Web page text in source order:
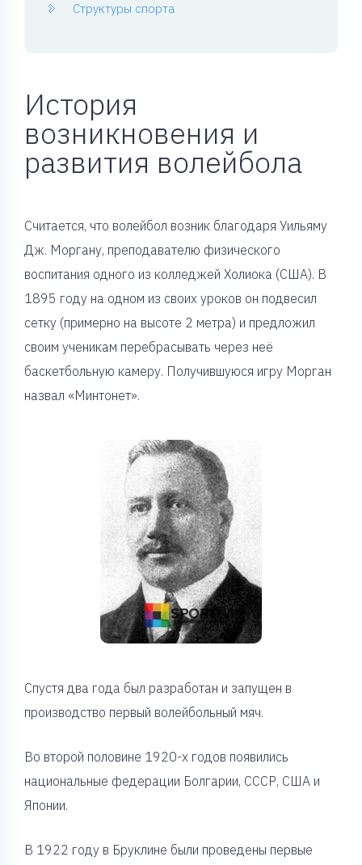
Структуры спорта
История
возникновения и
развития волейбола
Считается, что волейбол возник благодаря Уильяму
Дж. Моргану, преподавателю физического
воспитания одного из колледжей Холиока (США). В
1895 году на одном из своих уроков он подвесил
сетку (примерно на высоте 2 метра) и предложил
своим ученикам перебрасывать через неё
баскетбольную камеру. Получившуюся игру Морган
назвал «Минтонет».
Спустя два года был разработан и запущен в
производство первый волейбольный мяч.
Во второй половине 1920-х годов появились
национальные федерации Болгарии, СССР, США и
Японии.
В 1922 году в Бруклине были проведены первые